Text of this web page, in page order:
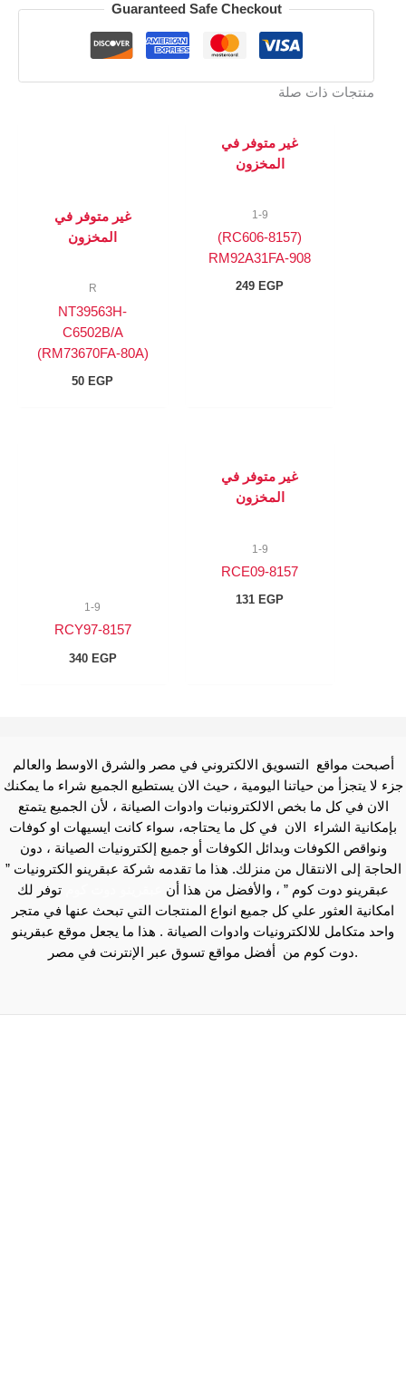
Guaranteed Safe Checkout
منتجات ذات صلة
غير متوفر في
المخزون
1-9
(8157-RC606)
RM92A31FA-908
249 EGP
غير متوفر في
المخزون
R
NT39563H-
C6502B/A
(RM73670FA-80A)
50 EGP
غير متوفر في
المخزون
1-9
8157-RCE09
131 EGP
1-9
8157-RCY97
340 EGP
أصبحت مواقع التسويق الالكتروني في مصر والشرق الاوسط والعالم
جزء لا يتجزأ من حياتنا اليومية ، حيث الان يستطيع الجميع شراء ما يمكنك
الان في كل ما بخص الالكترونبات وادوات الصيانة ، لأن الجميع يتمتع
بإمكانية الشراء الان في كل ما يحتاجه، سواء كانت ايسيهات او كوفات
ونواقص الكوفات وبدائل الكوفات أو جميع إلكترونيات الصيانة ، دون
الحاجة إلى الانتقال من منزلك. هذا ما تقدمه شركة عبقرينو الكترونيات ”
عبقرينو دوت كوم ” ، والأفضل من هذا أن
توفر لك
امكانية العثور علي كل جميع انواع المنتجات التي تبحث عنها في متجر
واحد متكامل للالكترونيات وادوات الصيانة . هذا ما يجعل موقع عبقرينو
دوت كوم من أفضل مواقع تسوق عبر الإنترنت في مصر.